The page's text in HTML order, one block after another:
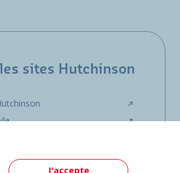
sites Hutchinson
J'accepte